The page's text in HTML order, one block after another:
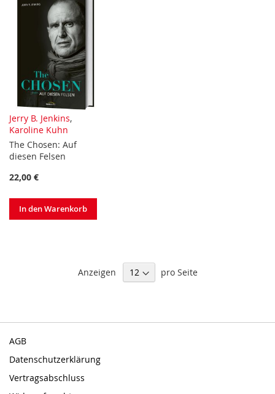
Jerry B. Jenkins,
Karoline Kuhn
The Chosen: Auf
diesen Felsen
22,00 €
In den Warenkorb
Anzeigen pro Seite
AGB
Datenschutzerklärung
Vertragsabschluss